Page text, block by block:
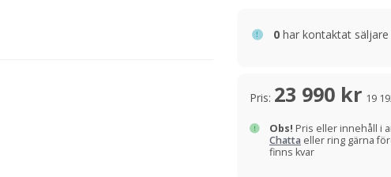
0 har kontaktat
Pris: 23 990 kr 19
Obs! Pris eller innehåll i
Chatta eller ring gärna
finns kvar